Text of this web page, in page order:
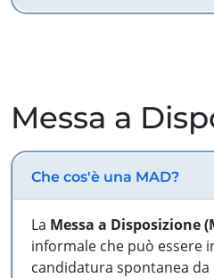
Messa a
Che cos'è una MAD?
La Messa a Disposizione
informale che può essere
candidatura spontanea